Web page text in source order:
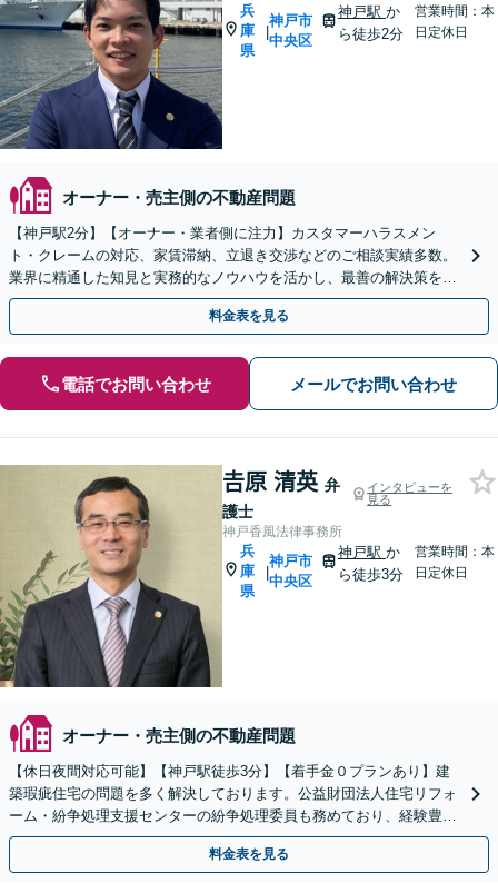
兵
庫
県
|
神戸市
中央区
神戸駅 か
ら徒歩2分
営業時間：本
日定休日
オーナー・売主側の不動産問題
【神戸駅2分】【オーナー・業者側に注力】カスタマーハラスメン
ト・クレームの対応、家賃滞納、立退き交渉などのご相談実績多数。
業界に精通した知見と実務的なノウハウを活かし、最善の解決策をご
提案します【夜間・休日相談可（要予約）】
料金表を見る
電話でお問い合わせ メールでお問い合わせ
𠮷原 清英 弁
護士
インタビューを
見る
神戸香風法律事務所
兵
庫
県
|
神戸市
中央区
神戸駅 か
ら徒歩3分
営業時間：本
日定休日
オーナー・売主側の不動産問題
【休日夜間対応可能】【神戸駅徒歩3分】【着手金０プランあり】建
築瑕疵住宅の問題を多く解決しております。公益財団法人住宅リフォ
ーム・紛争処理支援センターの紛争処理委員も務めており、経験豊か
な弁護士が丁寧にお応えします。
料金表を見る